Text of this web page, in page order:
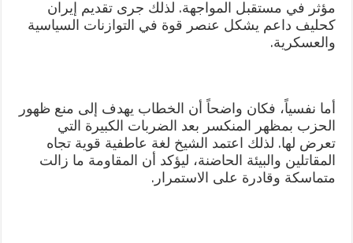
مؤثر في مستقبل المواجهة. لذلك جرى تقديم إيران
كحليف داعم يشكل عنصر قوة في التوازنات السياسية
والعسكرية.
أما نفسياً، فكان واضحاً أن الخطاب يهدف إلى منع ظهور
الحزب بمظهر المنكسر بعد الضربات الكبيرة التي
تعرض لها. لذلك اعتمد الشيخ لغة عاطفية قوية تجاه
المقاتلين والبيئة الحاضنة، ليؤكد أن المقاومة ما زالت
متماسكة وقادرة على الاستمرار.